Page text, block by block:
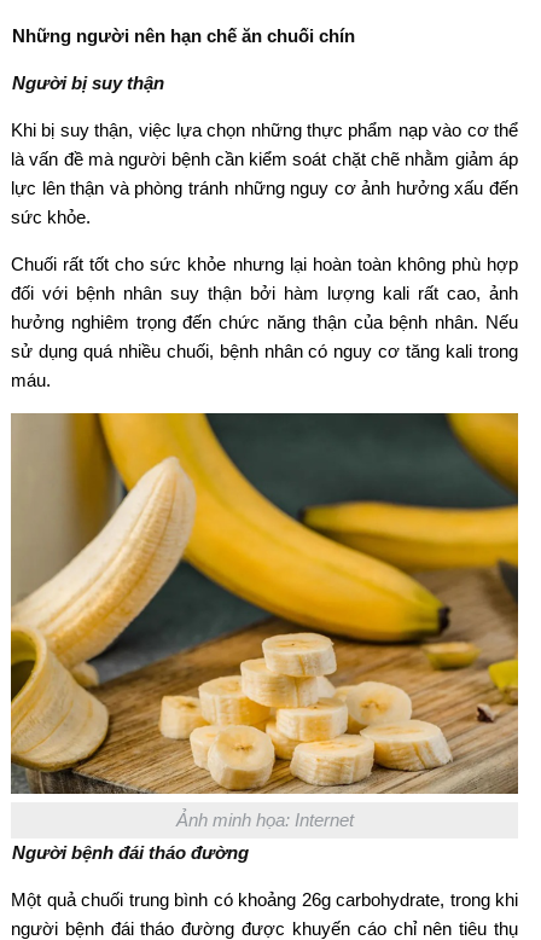
Những người nên hạn chế ăn chuối chín
Người bị suy thận
Khi bị suy thận, việc lựa chọn những thực phẩm nạp vào cơ thể
là vấn đề mà người bệnh cần kiểm soát chặt chẽ nhằm giảm áp
lực lên thận và phòng tránh những nguy cơ ảnh hưởng xấu đến
sức khỏe.
Chuối rất tốt cho sức khỏe nhưng lại hoàn toàn không phù hợp
đối với bệnh nhân suy thận bởi hàm lượng kali rất cao, ảnh
hưởng nghiêm trọng đến chức năng thận của bệnh nhân. Nếu
sử dụng quá nhiều chuối, bệnh nhân có nguy cơ tăng kali trong
máu.
Ảnh minh họa: Internet
Người bệnh đái tháo đường
Một quả chuối trung bình có khoảng 26g carbohydrate, trong khi
người bệnh đái tháo đường được khuyến cáo chỉ nên tiêu thụ